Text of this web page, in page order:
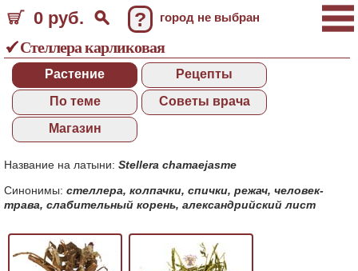
0 руб. ? город не выбран
Стеллера карликовая
Растение
Рецепты
По теме
Советы врача
Магазин
Название на латыни: Stellera chamaejasme
Синонимы: стеллера, колпачки, спички, режач, человек-
трава, слабительный корень, александрийский лист